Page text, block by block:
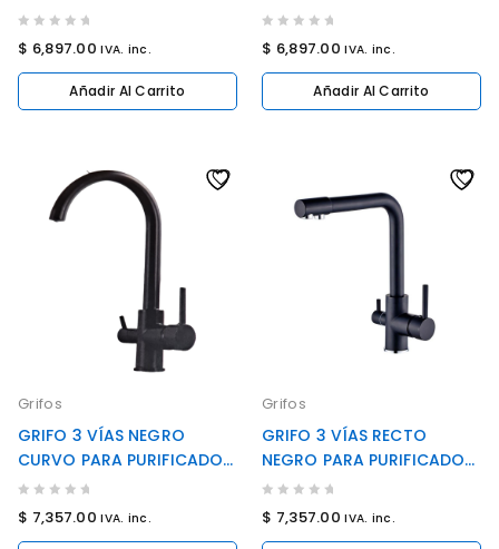
BAJO MESA (COD: SW-
7622 chromo)
5
$ 6,897.00 IVA. inc.
Añadir Al Carrito
(COD: SW-7605)
5
$ 6,897.00 IVA. inc.
Añadir Al Carrito
Grifos
GRIFO 3 VÍAS NEGRO
CURVO PARA PURIFICADOR
BAJO MESA (COD: SW-
7605BL)
$ 7,357.00 IVA. inc.
Grifos
GRIFO 3 VÍAS RECTO
NEGRO PARA PURIFICADOR
BAJO MESA (COD: SW-
7604BL)
$ 7,357.00 IVA. inc.